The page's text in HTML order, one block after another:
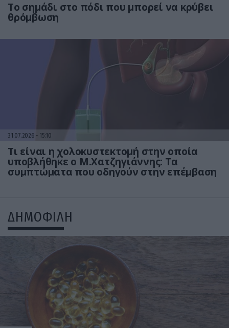
Το σημάδι στο πόδι που μπορεί να κρύβει
θρόμβωση
31.07.2026 15:10
Τι είναι η χολοκυστεκτομή στην οποία
υποβλήθηκε ο Μ.Χατζηγιάννης: Tα
συμπτώματα που οδηγούν στην επέμβαση
ΔΗΜΟΦΙΛΗ